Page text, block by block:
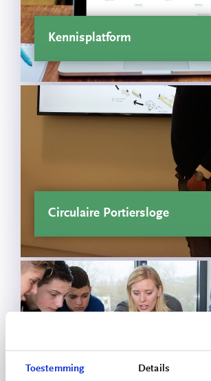
Toestemming Details
Kennisplatform
Circulaire Portiersloge
Innovatieprojecten School voor